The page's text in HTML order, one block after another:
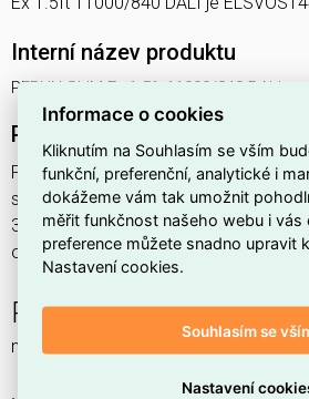
Interní název produktu
PERUN SLIM Ex 1.5ft 11000/840 DALI
Podrobný popis produktu
PERUN SLIM Ex 1.5ft 11000/840 DALI
svítidlo průmyslové do prostředí s
3GD, 1x11000lm, spektrum 840RJ, s
ovládané DALI protokolem, s nerez.
PERUN SLIM Ex NM
nouzové a orientační
Informace o cookies
Kliknutím na Souhlasím se vším
funkční, preferenční, analytické i
dokážeme vám tak umožnit
měřit funkčnost našeho webu i vás
preference můžete snadno upravit
Nastavení cookies.
Souhlasím se
Nastavení